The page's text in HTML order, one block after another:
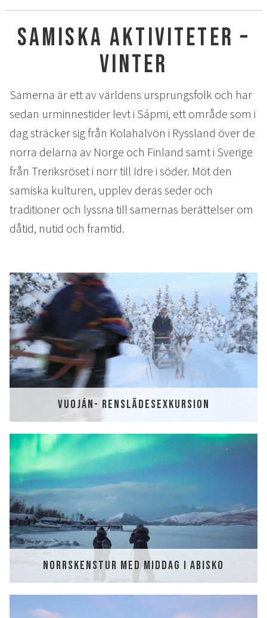
AKTIVITETER
Vinter
Höst
KONFERENS
Konferenspaket
Konferensrum
EVENT & BRÖLLOP
Bröllop
Catering
Festarrangemang
WELLNESS
LOKALA EVENT
GRUPPAKTIVITETER
OM OSS
JOBBA MED OSS
KONTAKTA OSS
INTEGRITETSPOLICY
KIRUNA
Klä dig rätt
Samiska aktiviteter –
vinter
Samerna är ett av världens ursprungsfolk och har
sedan urminnestider levt i Sápmi, ett område som i
dag sträcker sig från Kolahalvön i Ryssland över de
norra delarna av Norge och Finland samt i Sverige
från Treriksröset i norr till Idre i söder. Möt den
samiska kulturen, upplev deras seder och
traditioner och lyssna till samernas berättelser om
dåtid, nutid och framtid.
VUOJÁN- RENSLÄDESEXKURSION
NORRSKENSTUR MED MIDDAG I ABISKO